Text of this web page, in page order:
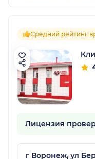
Средний рейтинг
Лицензия
г Воронеж, ул